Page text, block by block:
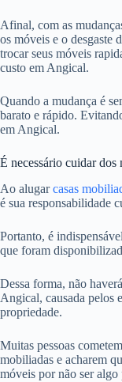
Afinal, com as
os móveis e o desgaste
trocar seus móveis
custo em Angical.
Quando a mudança é
barato e rápido.
em Angical.
É necessário cuidar dos
Ao alugarcasas
é sua responsabilidade
Portanto, é
que foram
Dessa forma, não
Angical, causada pelos
propriedade.
Muitas pessoas
mobiliadas e acharem
móveis por não ser algo